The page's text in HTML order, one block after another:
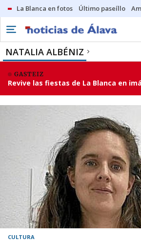
La Blanca en fotos Último paseíllo
NATALIA ALBÉNIZ
GASTEIZ
Revive las fiestas de La Blanca en
CULTURA